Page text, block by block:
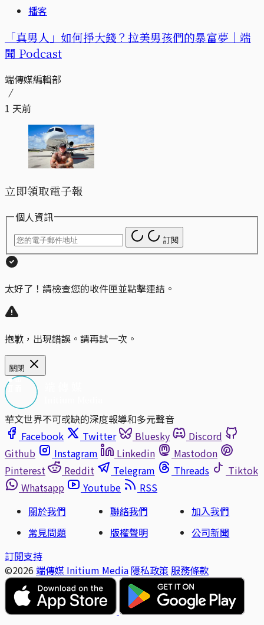
播客
「真男人」如何掙大錢？拉美男孩們的暴富夢｜端
聞 Podcast
端傳媒編輯部
1 天前
立即領取電子報
個人資訊
訂閱
太好了！請檢查您的收件匣並點擊連結。
抱歉，出現錯誤。請再試一次。
關閉
華文世界不可或缺的深度報導和多元聲音
Facebook
Twitter Bluesky
Discord
Github
Instagram Linkedin
Mastodon
Pinterest
Reddit Telegram Threads
Tiktok
Whatsapp
Youtube
RSS
關於我們
聯絡我們
加入我們
常見問題
版權聲明
公司新聞
訂閱支持
©2026 端傳媒 Initium Media 隱私政策 服務條款